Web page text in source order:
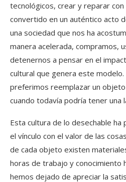
tecnológicos, crear y reparar con
convertido en un auténtico acto
una sociedad que nos ha
manera acelerada, compramos,
detenernos a pensar en el
cultural que genera este modelo.
preferimos reemplazar un
cuando todavía podría tener una
Esta cultura de lo desechable
el vínculo con el valor de las
de cada objeto existen
horas de trabajo y conocimiento
hemos dejado de apreciar la